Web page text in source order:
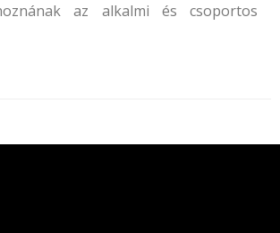
az alkalmi és csoportos